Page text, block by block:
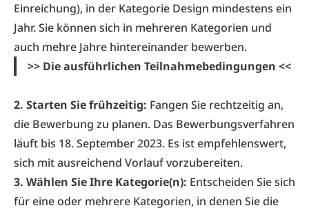
Einreichung), in der Kategorie Design mindestens ein
Jahr. Sie können sich in mehreren Kategorien und
auch mehre Jahre hintereinander bewerben.
>> Die ausführlichen Teilnahmebedingungen <<
2. Starten Sie frühzeitig: Fangen Sie rechtzeitig an,
die Bewerbung zu planen. Das Bewerbungsverfahren
läuft bis 18. September 2023. Es ist empfehlenswert,
sich mit ausreichend Vorlauf vorzubereiten.
3. Wählen Sie Ihre Kategorie(n): Entscheiden Sie sich
für eine oder mehrere Kategorien, in denen Sie die